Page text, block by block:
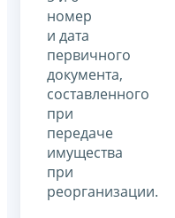
номер
и дата
первичного
документа,
составленного
при
передаче
имущества
при
реорганизации.